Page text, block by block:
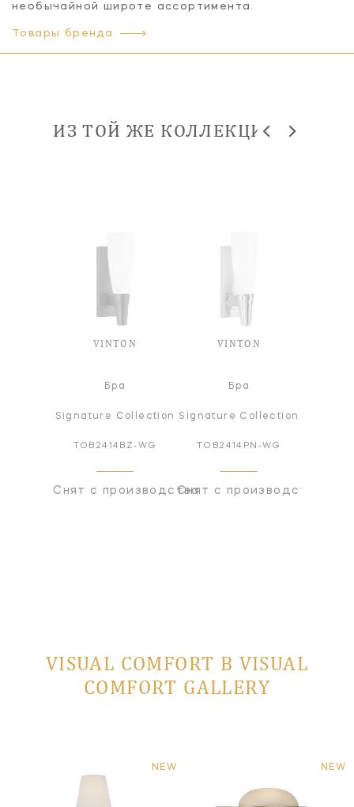
необычайной широте ассортимента.
Товары бренда
ИЗ ТОЙ ЖЕ КОЛЛЕКЦИИ
VINTON
Бра
Signature Collection
TOB2414BZ-WG
Снят с производства
VINTON
Бра
Signature Collection
TOB2414PN-WG
Снят с производстваСнят с
VISUAL COMFORT В VISUAL
COMFORT GALLERY
NEW NEW